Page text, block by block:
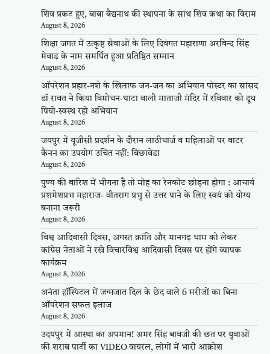
शिव प्रकट हुए, बाबा बैद्यनाथ की स्थापना के साथ शिव कथा का विराम
August 8, 2026
शिक्षा जगत में उत्कृष्ट सेवाओं के लिए दिवंगत महाराणा अरविन्द सिंह
मेवाड़ के नाम समर्पित हुआ प्रतिष्ठित सम्मान
August 8, 2026
ऑपरेशन प्रहार-नशे के खिलाफ जन-जन का अभियान पोस्टर का सांसद
डॉ रावत ने किया विमोचन-घाटा वाली माताजी मंदिर में रविवार को दूध
पियो-स्वस्थ रहो अभियान
August 8, 2026
जयपुर में यूजीसी प्रदर्शन के दौरान लाठीचार्ज व महिलाओं पर वाटर
कैनन का उपयोग उचित नहीं: बिछावेडा
August 8, 2026
पुण्य की बारिश में भीगना है तो मोह का रेनकोट छोड़ना होगा : आचार्य
प्रशमेशप्रभ महाराज- वीतराग प्रभु से उत्तर पाने के लिए स्वयं को योग्य
बनाना जरूरी
August 8, 2026
विश्व आदिवासी दिवस, अगस्त क्रांति और मानगढ़ धाम को लेकर
कांग्रेस नेताओं ने रखे विचारविश्व आदिवासी दिवस पर होंगे व्यापक
कार्यक्रम
August 8, 2026
अनंता हॉस्पिटल में जन्मजात दिल के छेद वाले 6 मरीजों का बिना
ऑपरेशन सफल इलाज
August 8, 2026
उदयपुर में आस्था का अपमान! अमर सिंह बावजी की छत पर युवाओं
की शराब पार्टी का VIDEO वायरल, लोगों में भारी आक्रोश